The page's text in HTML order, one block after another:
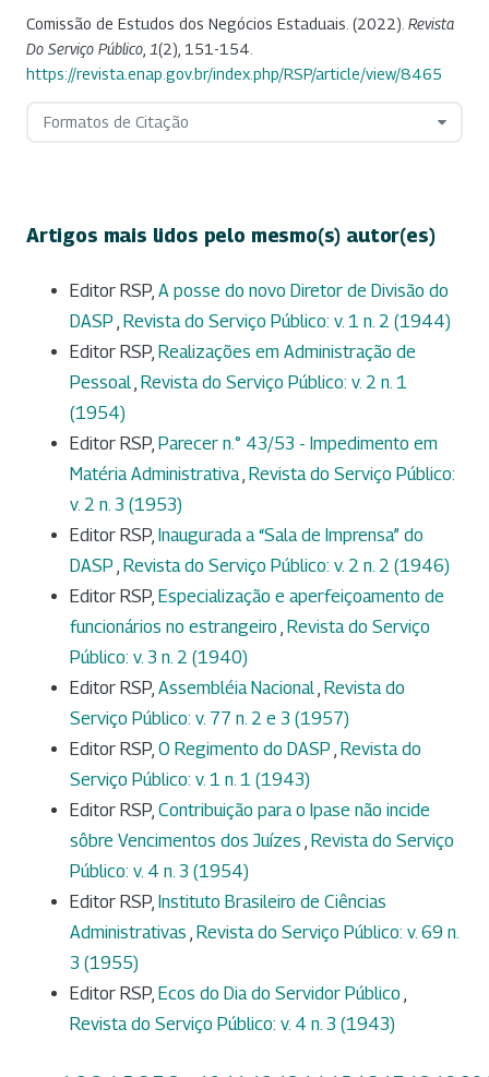
Comissão de Estudos dos Negócios Estaduais. (2022). Revista
Do Serviço Público 1(2), 151-154.
https://revista.enap.gov.br/index.php/RSP/article/view/8465
Formatos de Citação
Artigos mais lidos pelo mesmo(s) autor(es)
Editor RSP, A posse do novo Diretor de Divisão do
DASP , Revista do Serviço Público: v. 1 n. 2 (1944)
Editor RSP, Realizações em Administração de
Pessoal, Revista do Serviço Público: v. 2 n. 1
(1954)
Editor RSP, Parecer n.° 43/53 - Impedimento em
Matéria Administrativa, Revista do Serviço Público:
v. 2 n. 3 (1953)
Editor RSP, Inaugurada a “Sala de Imprensa” do
DASP , Revista do Serviço Público: v. 2 n. 2 (1946)
Editor RSP, Especialização e aperfeiçoamento de
funcionários no estrangeiro , Revista do Serviço
Público: v. 3 n. 2 (1940)
Editor RSP, Assembléia Nacional, Revista do
Serviço Público: v. 77 n. 2 e 3 (1957)
Editor RSP, O Regimento do DASP , Revista do
Serviço Público: v. 1 n. 1 (1943)
Editor RSP, Contribuição para o Ipase não incide
sôbre Vencimentos dos Juízes , Revista do Serviço
Público: v. 4 n. 3 (1954)
Editor RSP, Instituto Brasileiro de Ciências
Administrativas , Revista do Serviço Público: v. 69 n.
3 (1955)
Editor RSP, Ecos do Dia do Servidor Público ,
Revista do Serviço Público: v. 4 n. 3 (1943)